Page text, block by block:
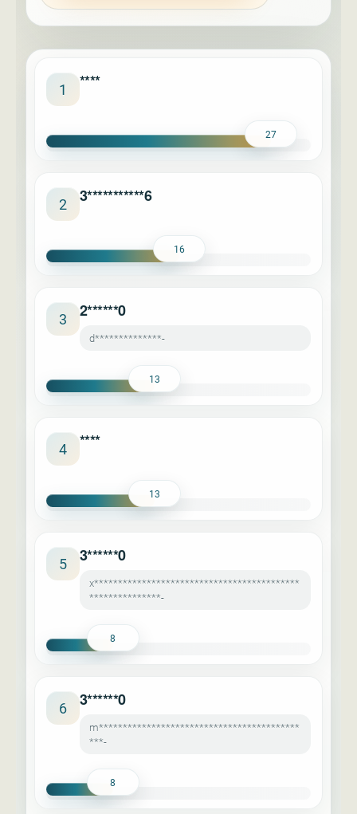
1 ****
27
2 3***********6
16
3 2******0
d**************-
13
4 ****
13
5 3******0
x*******************************************
***************-
8
6 3******0
m******************************************
***-
8